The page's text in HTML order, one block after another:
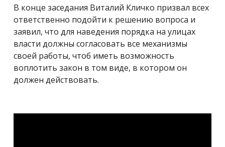
В конце заседания Виталий Кличко призвал всех
ответственно подойти к решению вопроса и
заявил, что для наведения порядка на улицах
власти должны согласовать все механизмы
своей работы, чтоб иметь возможность
воплотить закон в том виде, в котором он
должен действовать.